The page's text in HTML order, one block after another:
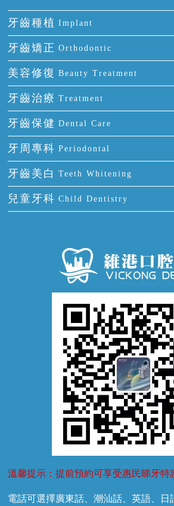
牙齒種植 Implant
種牙
單顆牙缺失
門牙缺失
多顆牙缺失
半口缺失
全口缺失
牙齒矯正 Orthodontic
隱形箍牙
前牙反頜
牙齒擁擠
牙齒前突
牙齒稀疏
美容修復 Beauty Treatment
全瓷牙
烤瓷牙
氟斑牙
四環素牙
活動假牙
牙貼面
牙齒治療 Treatment
補牙
智齒
根管治療
拔牙
牙痛
牙齒保健 Dental Care
正確刷牙
全國愛牙日
預防牙病
牙科通識
牙周專科 Periodontal
牙周炎
牙齦出血
牙齦炎
牙齦萎縮
牙齒美白 Teeth Whitening
冷光美白
兒童牙科 Child Dentistry
溫馨提示：提前預約可享受惠民睇牙特
電話可選擇廣東話、潮汕話、英語、日